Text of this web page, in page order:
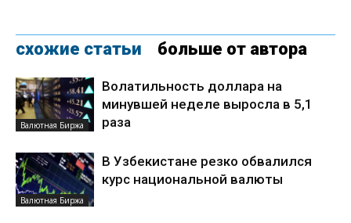
схожие статьи больше от автора
Валютная Биржа
Волатильность доллара на
минувшей неделе выросла в 5,1
раза
Валютная Биржа
В Узбекистане резко обвалился
курс национальной валюты